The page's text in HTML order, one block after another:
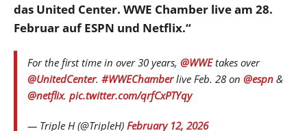
das United Center. WWE Chamber live am 28.
Februar auf ESPN und Netflix.“
For the first time in over 30 years, @WWEtakes over
@UnitedCenter. #WWEChamberlive Feb. 28 on @espn &
@netflix. pic.twitter.com/qrfCxPTYqy
— Triple H (@TripleH) February 12, 2026